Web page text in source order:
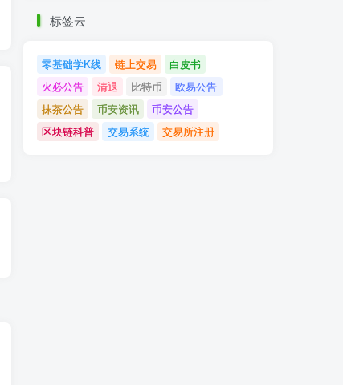
标签云
零基础学K线 链上交易
白皮书
火必公告
清退 比特币
欧易公告
抹茶公告
币安资讯
币安公告
区块链科普
交易系统 交易所注册